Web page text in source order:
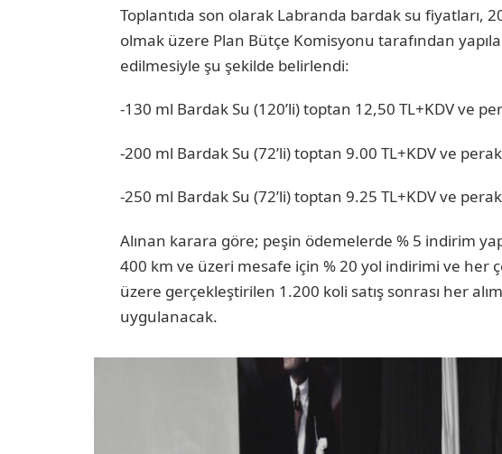
Toplantıda son olarak Labranda bardak su fiyatları,
olmak üzere Plan Bütçe Komisyonu tarafından
edilmesiyle şu şekilde belirlendi:
-130 ml Bardak Su (120’li) toptan 12,50 TL+KDV ve
-200 ml Bardak Su (72’li) toptan 9.00 TL+KDV ve
-250 ml Bardak Su (72’li) toptan 9.25 TL+KDV ve
Alınan karara göre; peşin ödemelerde % 5 indirim
400 km ve üzeri mesafe için % 20 yol indirimi ve her
üzere gerçekleştirilen 1.200 koli satış sonrası her
uygulanacak.